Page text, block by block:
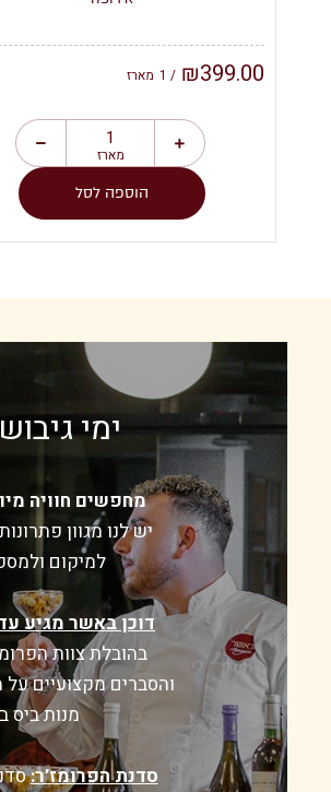
₪399.00
/ 1 מארז
מארז
הוספה לסל
ימי
מחפשים חוויה
יש לנו מגוון
למיקום
דוכן באשר מגיע
בהובלת צוות
והסברים מקצועיים על
מנות ביס
סדנת הפרומז’ר: